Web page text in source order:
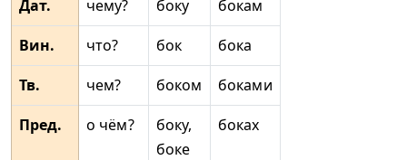
Дат.
чему? боку
бокам
Вин.
что? бок
бока
Тв.
чем? боком
боками
Пред.
о чём?
боку,
боке
боках